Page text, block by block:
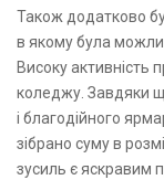
Також додатково
в якому була
Високу активність
коледжу. Завдяки
і благодійного
зібрано суму в
зусиль є яскравим